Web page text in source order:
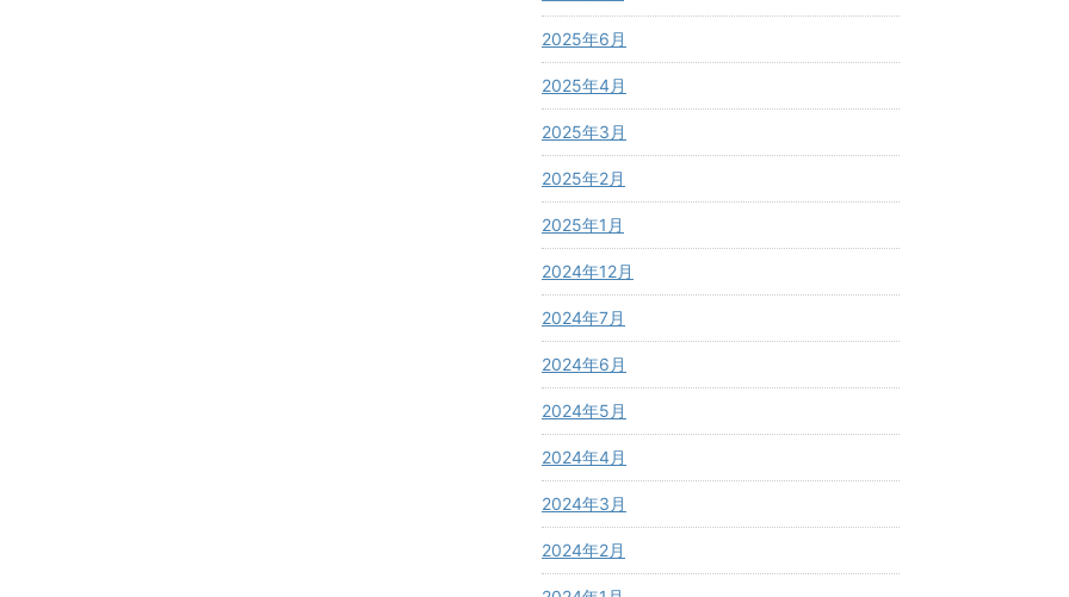
2025年6月
2025年4月
2025年3月
2025年2月
2025年1月
2024年12月
2024年7月
2024年6月
2024年5月
2024年4月
2024年3月
2024年2月